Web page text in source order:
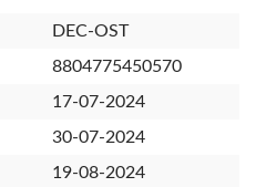
DEC-OST
8804775450570
17-07-2024
30-07-2024
19-08-2024